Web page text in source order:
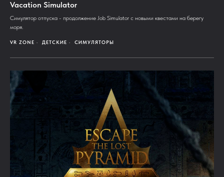
Vacation Simulator
Симулятор отпуска - продолжение Job Simulator с новыми квестами на берегу
моря.
VR ZONE ДЕТСКИЕ СИМУЛЯТОРЫ